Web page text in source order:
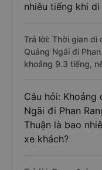
nhiêu tiếng khi
Trả lời: Thời gian di
Quảng Ngãi đi
khoảng 9.3 tiếng,
Câu hỏi: Khoảng
Ngãi đi Phan
Thuận là bao
xe khách?